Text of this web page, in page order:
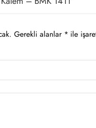
Gerekli alanlar * ile